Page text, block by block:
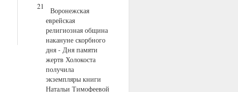
21
Воронежская
еврейская
религиозная община
накануне скорбного
дня - Дня памяти
жертв Холокоста
получила
экземпляры книги
Натальи Тимофеевой